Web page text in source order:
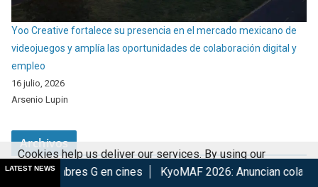
Yoo Creative fortalece su presencia en el mercado mexicano de
videojuegos y amplía las oportunidades de colaboración digital y
empleo
16 julio, 2026
Arsenio Lupin
Archivos
agosto 2026
LATEST NEWS
en cines KyoMAF 2026: Anuncian colaboraciones y
Cookies help us deliver our services. By using our
services, you agree to our use of cookies.
Got it